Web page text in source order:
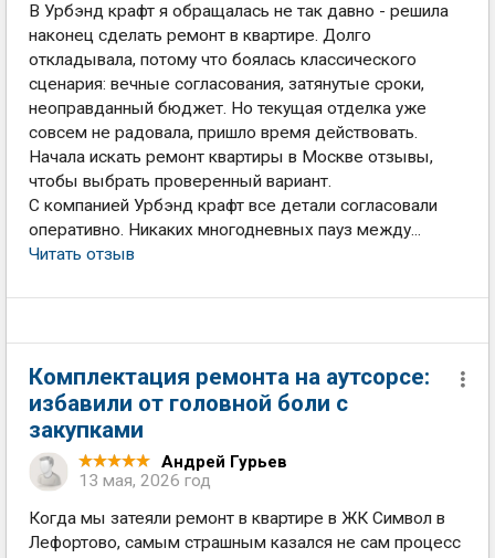
В Урбэнд крафт я обращалась не так давно - решила
наконец сделать ремонт в квартире. Долго
откладывала, потому что боялась классического
сценария: вечные согласования, затянутые сроки,
неоправданный бюджет. Но текущая отделка уже
совсем не радовала, пришло время действовать.
Начала искать ремонт квартиры в Москве отзывы,
чтобы выбрать проверенный вариант.
С компанией Урбэнд крафт все детали согласовали
оперативно. Никаких многодневных пауз между...
Читать отзыв
Комплектация ремонта на аутсорсе:
избавили от головной боли с
закупками
Андрей Гурьев
13 мая, 2026 год
Когда мы затеяли ремонт в квартире в ЖК Символ в
Лефортово, самым страшным казался не сам процесс